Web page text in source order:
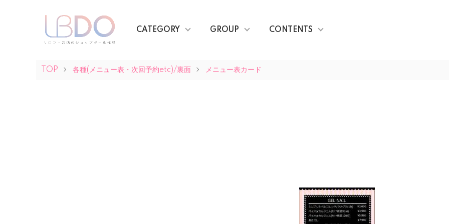
CATEGORY GROUP CONTENTS
TOP 各種(メニュー表・次回予約etc)/裏面 メニュー表カード